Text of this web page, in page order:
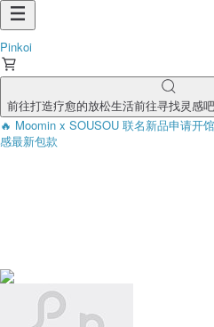
Pinkoi
前往打造疗愈的放松生活前往寻找灵感吧
🔥 Moomin x SOUSOU 联名新品申请开馆
感最新包款